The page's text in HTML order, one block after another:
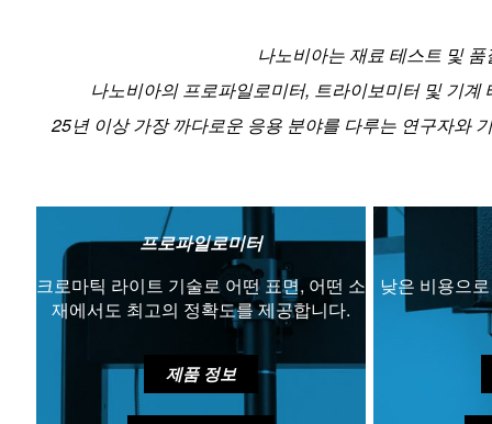
나노비아는 재료 테스트 및
나노비아의 프로파일로미터, 트라이보미터 및 기
25년 이상 가장 까다로운 응용 분야를 다루는 연구자와
프로파일로미터
크로마틱 라이트 기술로 어떤 표면, 어떤 소
재에서도 최고의 정확도를 제공합니다.
제품 정보
낮은 비용으